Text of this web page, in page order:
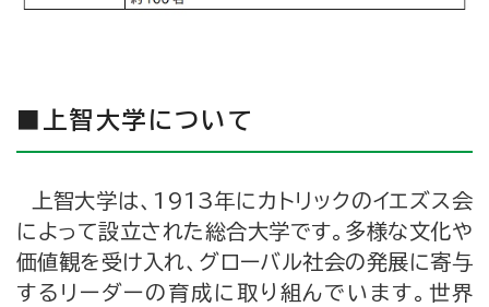
■上智大学について
上智大学は、1913年にカトリックのイエズス会
によって設立された総合大学です。多様な文化や
価値観を受け入れ、グローバル社会の発展に寄与
するリーダーの育成に取り組んでいます。世界